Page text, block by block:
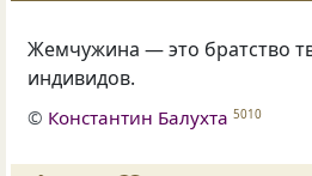
Жемчужина — это братство
индивидов.
© Константин Балухта 5010